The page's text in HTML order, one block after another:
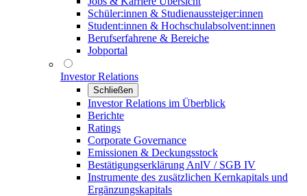
Schüler:innen & Studienaussteiger:innen
Student:innen & Hochschulabsolvent:innen
Berufserfahrene & Bereiche
Jobportal
Investor Relations
Schließen
Investor Relations im Überblick
Berichte
Ratings
Corporate Governance
Emissionen & Deckungsstock
Bestätigungserklärung AnlV / SGB IV
Instrumente des zusätzlichen Kernkapitals und
Ergänzungskapitals